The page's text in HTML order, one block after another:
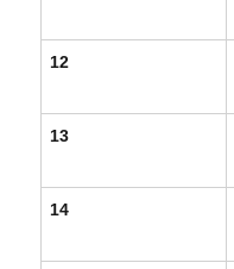
12
13
14